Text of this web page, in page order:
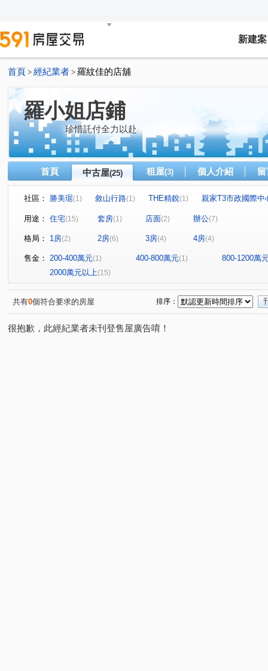
新建案
首頁 > 經紀業者 > 羅紋佳的店舖
羅小姐店鋪
珍惜託付全力以赴
首頁 中古屋(25) 租屋(3) 個人介紹
社區： 勝美琚(1) 敘山行路(1) THE精銳(1)
親家T3市政國際中
星境界
親家市政廣場 (1) NTC國家商貿中心
龍邦國寶
名媛貴族 遠雄一品 (1) 世紀雲品
中港戰國策(1) (1) 精科路(1) 敦和路(1)
市政
公園東路(1) 市政北七路
寶慶街(1) 寶山三街(1) 臺灣大道三段(1) 惠中路(1)
臺灣大道二段
大墩十二街(1) 新富路(1)
嵩翠路(1) 華美西街一段(1)
用途： 住宅(15) 套房(1) 店面(2) 辦公(7)
格局： 1房(2) 2房(6) 3房(4) 4房(4)
售金： 200-400萬元(1) 400-800萬元(1)
800-1200萬
2000萬元以上(15)
共有0個符合要求的房屋 排序：
很抱歉，此經紀業者未刊登售屋廣告唷！